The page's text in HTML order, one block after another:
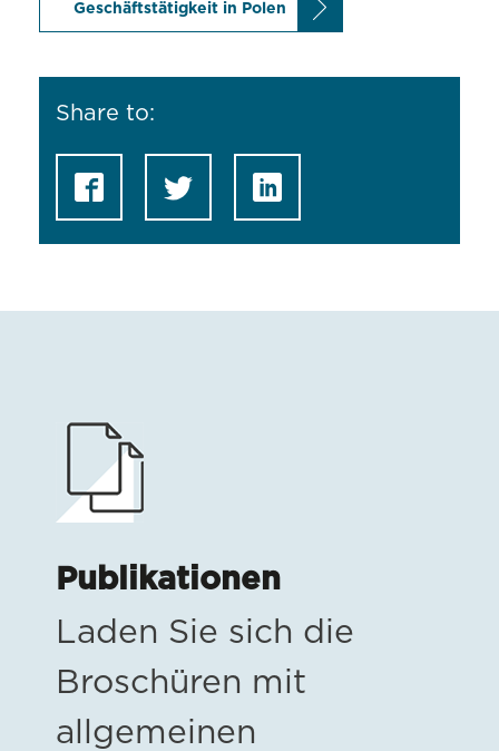
Geschäftstätigkeit in Polen
Share to:
Publikationen
Laden Sie sich die
Broschüren mit
allgemeinen